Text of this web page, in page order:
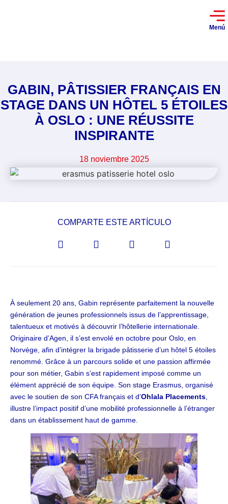
Menú
GABIN, PÂTISSIER FRANÇAIS EN
STAGE DANS UN HÔTEL 5 ÉTOILES
À OSLO : UNE RÉUSSITE
INSPIRANTE
18 noviembre 2025
COMPARTE ESTE ARTÍCULO
À seulement 20 ans, Gabin représente parfaitement la nouvelle
génération de jeunes professionnels issus de l’apprentissage,
talentueux et motivés à découvrir l’hôtellerie internationale.
Originaire d’Agen, il s’est envolé en octobre pour Oslo, en
Norvège, afin d’intégrer la brigade pâtisserie d’un hôtel 5 étoiles
renommé. Grâce à un parcours solide et une passion affirmée
pour son métier, Gabin s’est rapidement imposé comme un
élément apprécié de son équipe. Son stage Erasmus, organisé
avec le soutien de son CFA français et d’Ohlala Placements
illustre l’impact positif d’une mobilité professionnelle à l’étranger
dans un établissement haut de gamme.